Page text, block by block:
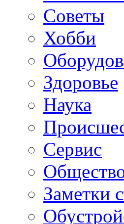
Советы
Хобби
Здоровье
Наука
Сервис
Заметки